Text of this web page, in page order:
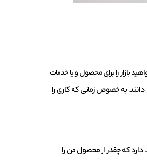
بازار را برای محصول و یا خدمات
به خصوص زمانی که کاری را
که چقدر از محصول من را